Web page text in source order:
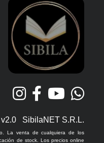
SibilaNET S.R.L.
La venta de cualquiera de los
de stock. Los precios online